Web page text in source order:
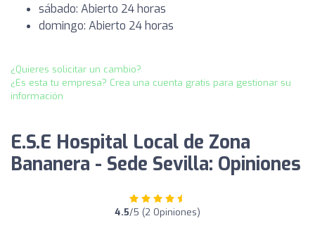
sábado: Abierto 24 horas
domingo: Abierto 24 horas
¿Quieres solicitar un cambio?
¿Es esta tu empresa? Crea una cuenta gratis para gestionar su
información
E.S.E Hospital Local de Zona
Bananera - Sede Sevilla: Opiniones
4.5/5 (2 Opiniones)